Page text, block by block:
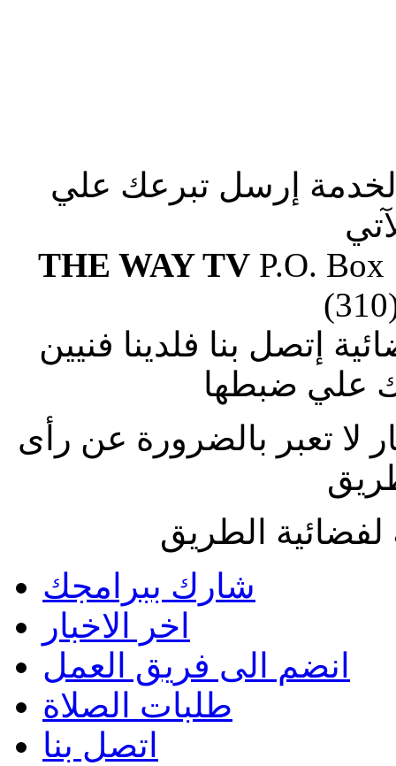
إرسل تبرعك علي
THE WAY TVP.O. Box
إتصل بنا فلدينا فنيين
علي ضبطها
لا تعبر بالضرورة عن رأى
الطريق
شارك ببرامجك
اخر الاخبار
انضم الى فريق العمل
طلبات الصلاة
اتصل بنا